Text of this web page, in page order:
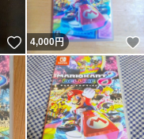
いいね！
4,000円